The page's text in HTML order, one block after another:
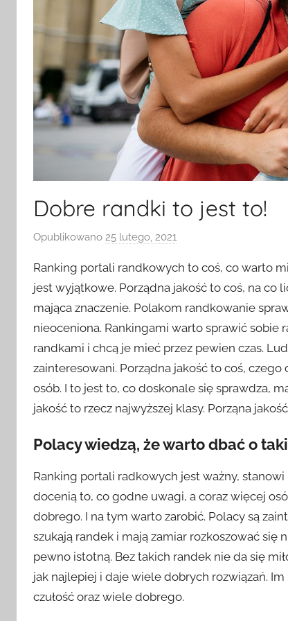
Dobre randki to jest to!
Opublikowano 25 lutego, 2021
z
e
z
a
d
m
Ranking portali randkowych to coś, co warto
jest wyjątkowe. Porządna jakość to coś, na co
mająca znaczenie. Polakom randkowanie
nieoceniona. Rankingami warto sprawić sobie
randkami i chcą je mieć przez pewien czas.
zainteresowani. Porządna jakość to coś,
osób. I to jest to, co doskonale się sprawdza,
jakość to rzecz najwyższej klasy. Porząna
Polacy wiedzą, że warto dbać o
Ranking portali radkowych jest ważny,
docenią to, co godne uwagi, a coraz więcej
dobrego. I na tym warto zarobić. Polacy są
szukają randek i mają zamiar rozkoszować się
pewno istotną. Bez takich randek nie da się
jak najlepiej i daje wiele dobrych rozwiązań.
czułość oraz wiele dobrego.